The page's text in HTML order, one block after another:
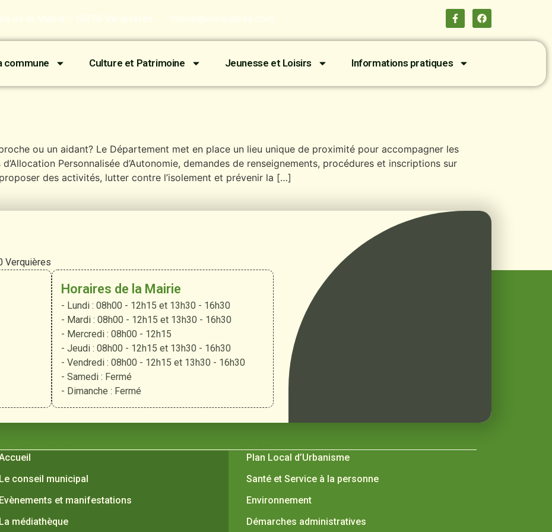
de la Mairie - 13670 Verquières mairie@verquieres.com
commune Culture et Patrimoine Jeunesse et Loisirs Informations pratiques
ou un aidant? Le Département met en place un lieu unique de proximité pour accompagner les
Personnalisée d’Autonomie, demandes de renseignements, procédures et inscriptions sur
des activités, lutter contre l’isolement et prévenir la […]
Verquières
Horaires de la Mairie
- Lundi : 08h00 - 12h15 et 13h30 - 16h30
- Mardi : 08h00 - 12h15 et 13h30 - 16h30
- Mercredi : 08h00 - 12h15
- Jeudi : 08h00 - 12h15 et 13h30 - 16h30
- Vendredi : 08h00 - 12h15 et 13h30 - 16h30
- Samedi : Fermé
- Dimanche : Fermé
à Verquières
Le conseil municipal
Evènements et manifestations
La médiathèque
Plan Local d’Urbanisme
Santé et Service à la personne
Environnement
Démarches administratives